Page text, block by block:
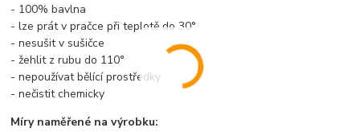
- 100% bavlna
- lze prát v pračce při teplotě do 30°
- nesušit v sušičce
- žehlit z rubu do 110°
- nepoužívat bělící prostředky
- nečistit chemicky
Míry naměřené na výrobku: